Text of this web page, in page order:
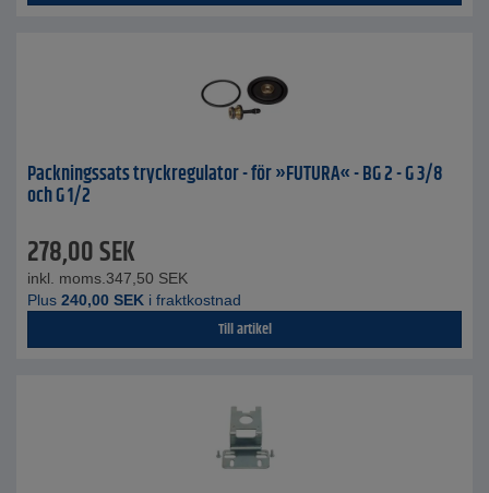
Packningssats tryckregulator - för »FUTURA« - BG 2 - G 3/8
och G 1/2
278,00SEK
inkl. moms. 347,50 SEK
Plus 240,00 SEK i fraktkostnad
Till artikel